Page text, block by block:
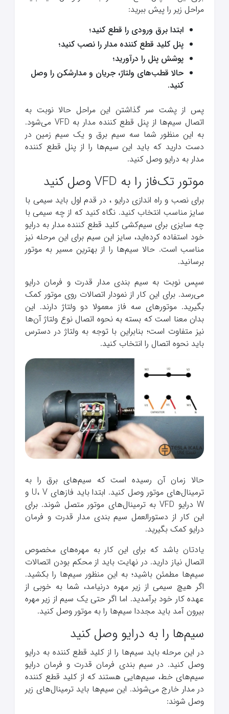
مراحل زیر را پیش ببرید:
ابتدا برق ورودی را قطع کنید؛
پنل کلید قطع کننده مدار را نصب کنید؛
پوشش پنل را درآورید؛
حالا قطب‌های ولتاژ، جریان و مدارشکن را وصل
کنید.
پس از پشت سر گذاشتن این مراحل حالا نوبت به
اتصال سیم‌ها از پنل قطع کننده مدار به VFD می‌شود.
به این منظور شما سه سیم برق و یک سیم زمین در
دست دارید که باید این سیم‌ها را از پنل قطع کننده
مدار به درایو وصل کنید.
موتور تک‌فاز را به VFD وصل کنید
برای نصب و راه اندازی درایو ، در قدم اول باید سیمی با
سایز مناسب انتخاب کنید. نگاه کنید که از چه سیمی با
چه سایزی برای سیم‌کشی کلید قطع کننده مدار به درایو
خود استفاده کرده‌اید، سایز این سیم برای این مرحله نیز
مناسب است. حالا سیم‌ها را از بهترین مسیر به موتور
برسانید.
سپس نوبت به سیم بندی مدار قدرت و فرمان درایو
می‌رسد. برای این کار از نمودار اتصالات روی موتور کمک
بگیرید. موتورهای سه فاز معمولا دو ولتاژ دارند. این
بدان معنا است که بسته به نحوه اتصال نوع ولتاژ آن‌ها
نیز متفاوت است؛ بنابراین با توجه به ولتاژ در دسترس
باید نحوه اتصال را انتخاب کنید.
حالا زمان آن رسیده است که سیم‌های برق را به
ترمینال‌های موتور وصل کنید. ابتدا باید فازهای U، V و
W درایو VFD به ترمینال‌های موتور متصل شوند. برای
این کار از دستورالعمل سیم بندی مدار قدرت و فرمان
درایو کمک بگیرید.
یادتان باشد که برای این کار به مهره‌های مخصوص
اتصال نیاز دارید. در نهایت باید از محکم بودن اتصالات
سیم‌ها مطمئن باشید؛ به این منظور سیم‌ها را بکشید.
اگر هیچ سیمی از زیر مهره درنیامد، شما به خوبی از
عهده کار خود برآمدید. اما اگر حتی یک سیم از زیر مهره
بیرون آمد باید مجددا سیم‌ها را به موتور وصل کنید.
سیم‌ها را به درایو وصل کنید
در این مرحله باید سیم‌ها را از کلید قطع کننده به درایو
وصل کنید. در سیم بندی فرمان قدرت و فرمان درایو
سیم‌های خط، سیم‌هایی هستند که از کلید قطع کننده
در مدار خارج می‌شوند. این سیم‌ها باید ترمینال‌های زیر
وصل شوند: